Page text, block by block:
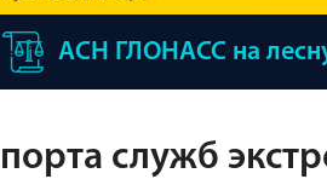
АСН ГЛОНАСС на
служб